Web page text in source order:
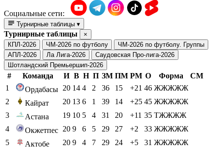
Социальные сети:
Турнирные таблицы ▾
Турнирные таблицы
×
КПЛ-2026
ЧМ-2026 по футболу
ЧМ-2026 по футболу. Группы
АПЛ-2026
Ла Лига-2026
Саудовская Про-лига-2026
Шотландский Премьершип-2026
# Команда И В Н П ЗМ ПМ РМ О Форма
СМ
1
Ордабасы 20 14 4 2 36 15 +21 46 ЖЖЖЖЖ
2
Кайрат 20 13 6 1 39 14 +25 45 ЖЖЖЖЖ
3
Астана 19 10 5 4 31 20 +11 35 ТЖЖЖЖ
4
Окжетпес 20 9 6 5 29 27 +2 33 ЖЖЖЖЖ
5
Актобе 20 9 4 7 29 24 +5 31 ЖЖЖЖЖ